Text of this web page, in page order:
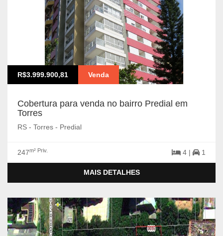
R$3.999.900,81 Venda
Cobertura para venda no bairro Predial em
Torres
RS - Torres - Predial
247m² Priv. 4 | 1
MAIS DETALHES